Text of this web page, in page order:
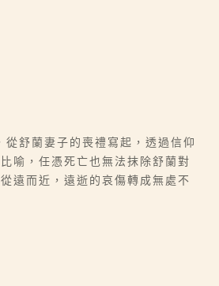
舒蘭妻子的喪禮寫起，透過信仰
喻，任憑死亡也無法抹除舒蘭對
遠而近，遠逝的哀傷轉成無處不